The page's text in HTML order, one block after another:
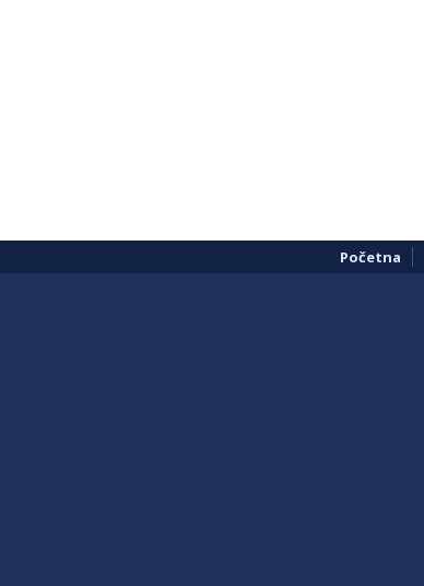
Početna